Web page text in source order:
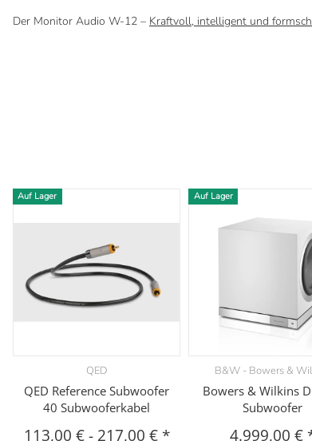
Der Monitor Audio W-12 – Kraftvoll, intelligent und
Auf Lager
QED
QED Reference Subwoofer
40 Subwooferkabel
113,00 €- 217,00 € *
Auf Lager
B&W - Bowers &
Bowers & Wilkins
Subwoofer
4.999,00 €